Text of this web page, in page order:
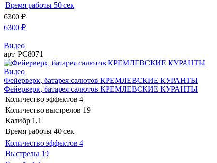
Время работы 50 сек
6300 ₽
6300 ₽
Видео
арт. РС8071
Видео
Фейерверк, батарея салютов КРЕМЛЕВСКИЕ КУРАНТЫ
Фейерверк, батарея салютов КРЕМЛЕВСКИЕ КУРАНТЫ
Количество эффектов 4
Количество выстрелов 19
Калибр 1,1
Время работы 40 сек
Количество эффектов 4
Выстрелы 19